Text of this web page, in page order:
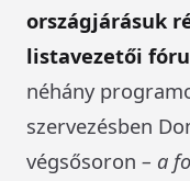
országjárásuk
listavezetői
néhány
szervezésben
végsősoron – a